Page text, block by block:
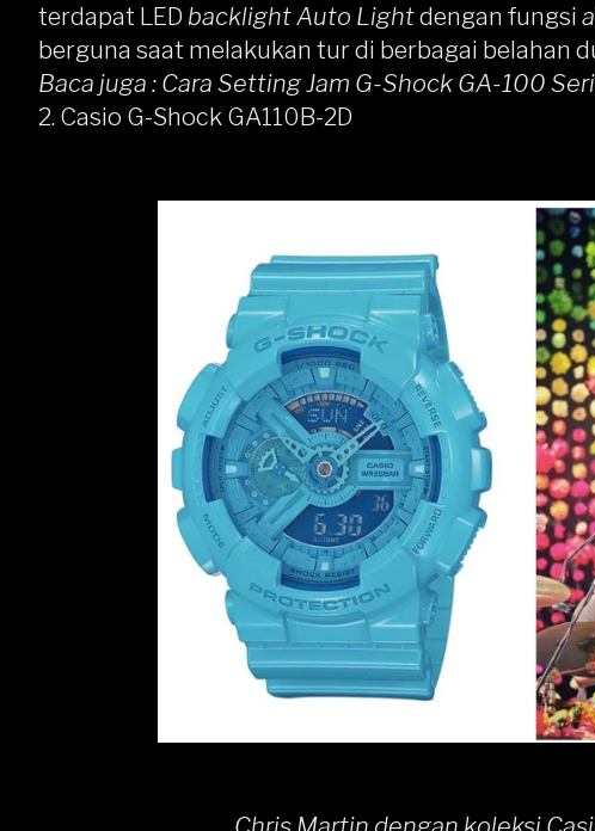
terdapat LED backlight Auto Lightdengan fungsi
berguna saat melakukan tur di berbagai belahan
Baca juga : Cara Setting Jam G-Shock GA-100
2. Casio G-Shock GA110B-2D